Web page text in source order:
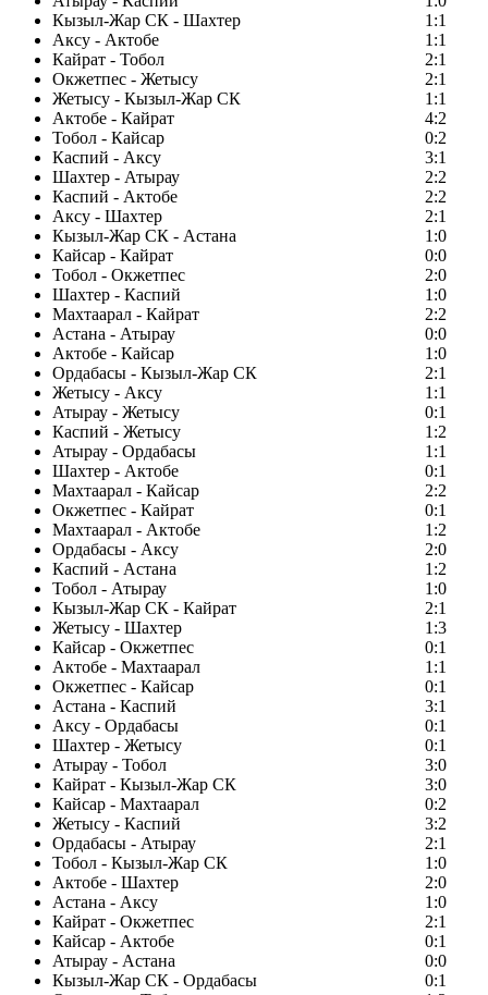
Кызыл-Жар СК - Шахтер
1:1
Аксу - Актобе
1:1
Кайрат - Тобол
2:1
Окжетпес - Жетысу
2:1
Жетысу - Кызыл-Жар СК
1:1
Актобе - Кайрат
4:2
Тобол - Кайсар
0:2
Каспий - Аксу
3:1
Шахтер - Атырау
2:2
Каспий - Актобе
2:2
Аксу - Шахтер
2:1
Кызыл-Жар СК - Астана
1:0
Кайсар - Кайрат
0:0
Тобол - Окжетпес
2:0
Шахтер - Каспий
1:0
Махтаарал - Кайрат
2:2
Астана - Атырау
0:0
Актобе - Кайсар
1:0
Ордабасы - Кызыл-Жар СК
2:1
Жетысу - Аксу
1:1
Атырау - Жетысу
0:1
Каспий - Жетысу
1:2
Атырау - Ордабасы
1:1
Шахтер - Актобе
0:1
Махтаарал - Кайсар
2:2
Окжетпес - Кайрат
0:1
Махтаарал - Актобе
1:2
Ордабасы - Аксу
2:0
Каспий - Астана
1:2
Тобол - Атырау
1:0
Кызыл-Жар СК - Кайрат
2:1
Жетысу - Шахтер
1:3
Кайсар - Окжетпес
0:1
Актобе - Махтаарал
1:1
Окжетпес - Кайсар
0:1
Астана - Каспий
3:1
Аксу - Ордабасы
0:1
Шахтер - Жетысу
0:1
Атырау - Тобол
3:0
Кайрат - Кызыл-Жар СК
3:0
Кайсар - Махтаарал
0:2
Жетысу - Каспий
3:2
Ордабасы - Атырау
2:1
Тобол - Кызыл-Жар СК
1:0
Актобе - Шахтер
2:0
Астана - Аксу
1:0
Кайрат - Окжетпес
2:1
Кайсар - Актобе
0:1
Атырау - Астана
0:0
Кызыл-Жар СК - Ордабасы
0:1